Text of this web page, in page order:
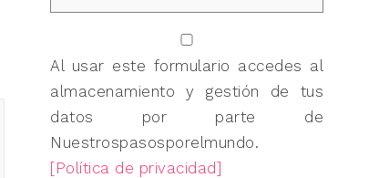
Al usar este formulario accedes al
almacenamiento y gestión de tus
datos por parte de
Nuestrospasosporelmundo.
[Política de privacidad]